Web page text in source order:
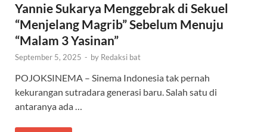
Yannie Sukarya Menggebrak di Sekuel
“Menjelang Magrib” Sebelum Menuju
“Malam 3 Yasinan”
September 5, 2025 - by Redaksi bat
POJOKSINEMA – Sinema Indonesia tak pernah
kekurangan sutradara generasi baru. Salah satu di
antaranya ada …